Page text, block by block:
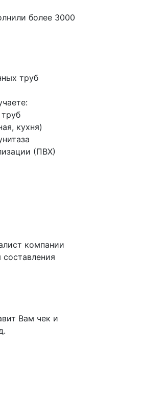
более 3000
труб
кухня)
(ПВХ)
компании
Вам чек и